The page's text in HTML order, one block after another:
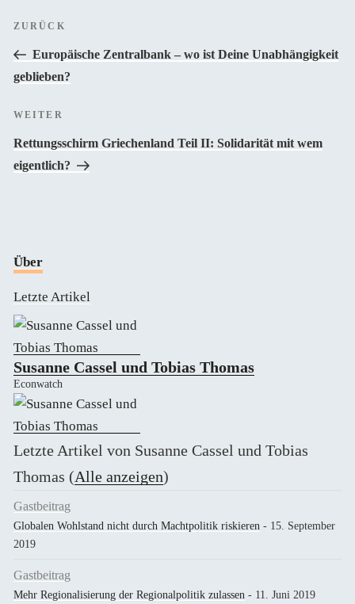
Beitragsnavigation
Vorheriger
Beitrag
ZURÜCK
Europäische Zentralbank – wo ist Deine Unabhängigkeit
geblieben?
Nächster
Beitrag
WEITER
Rettungsschirm Griechenland Teil II: Solidarität mit wem
eigentlich?
Über
Letzte Artikel
Susanne Cassel und Tobias Thomas
Econwatch
Letzte Artikel von Susanne Cassel und Tobias
Thomas (Alle anzeigen)
Gastbeitrag
Globalen Wohlstand nicht durch Machtpolitik riskieren - 15. September
2019
Gastbeitrag
Mehr Regionalisierung der Regionalpolitik zulassen - 11. Juni 2019